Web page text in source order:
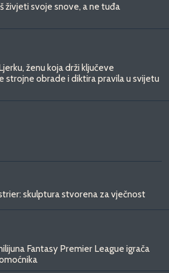
živjeti svoje snove, a ne tuđa
ženu koja drži ključeve
strojne obrade i diktira pravila u svijetu
skulptura stvorena za vječnost
Fantasy Premier League igrača